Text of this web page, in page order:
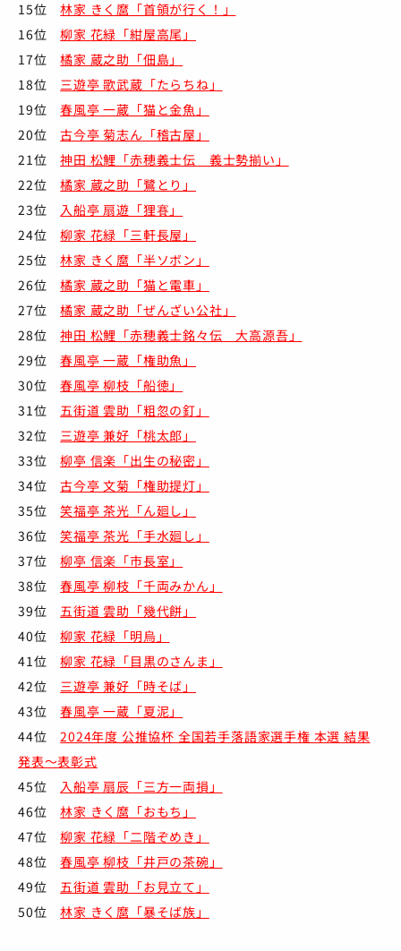
15位林家 きく麿「首領が行く！」
16位柳家 花緑「紺屋高尾」
17位橘家 蔵之助「佃島」
18位 三遊亭 歌武蔵「たらちね」
19位春風亭 一蔵「猫と金魚」
20位古今亭 菊志ん「稽古屋」
21位神田 松鯉「赤穂義士伝 義士勢揃い」
22位橘家 蔵之助「鷺とり」
23位 入船亭 扇遊「狸賽」
24位柳家 花緑「三軒長屋」
25位林家 きく麿「半ソボン」
26位橘家 蔵之助「猫と電車」
27位橘家 蔵之助「ぜんざい公社」
28位神田 松鯉「赤穂義士銘々伝 大高源吾」
29位春風亭 一蔵「権助魚」
30位春風亭 柳枝「船徳」
31位 五街道 雲助「粗忽の釘」
32位 三遊亭 兼好「桃太郎」
33位柳亭 信楽「出生の秘密」
34位古今亭 文菊「権助提灯」
35位笑福亭 茶光「ん廻し」
36位笑福亭 茶光「手水廻し」
37位柳亭 信楽「市長室」
38位春風亭 柳枝「千両みかん」
39位 五街道 雲助「幾代餅」
40位柳家 花緑「明烏」
41位柳家 花緑「目黒のさんま」
42位 三遊亭 兼好「時そば」
43位春風亭 一蔵「夏泥」
44位2024年度 公推協杯 全国若手落語家選手権 本選 結果
発表～表彰式
45位 入船亭 扇辰「三方一両損」
46位林家 きく麿「おもち」
47位柳家 花緑「二階ぞめき」
48位春風亭 柳枝「井戸の茶碗」
49位 五街道 雲助「お見立て」
50位林家 きく麿「暴そば族」